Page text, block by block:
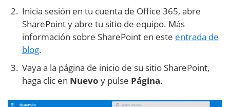
Inicia sesión en tu cuenta de Office 365, abre
SharePoint y abre tu sitio de equipo. Más
información sobre SharePoint en este entrada de
blog.
Vaya a la página de inicio de su sitio SharePoint,
haga clic en Nuevo y pulse Página.